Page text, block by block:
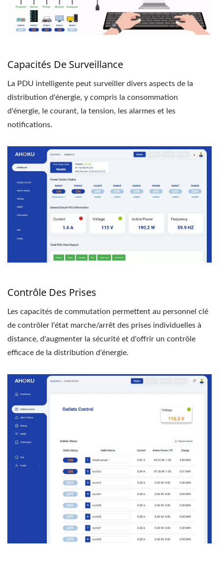
Capacités De Surveillance
La PDU intelligente peut surveiller divers aspects de la
distribution d'énergie, y compris la consommation
d'énergie, le courant, la tension, les alarmes et les
notifications.
Contrôle Des Prises
Les capacités de commutation permettent au personnel clé
de contrôler l'état marche/arrêt des prises individuelles à
distance, d'augmenter la sécurité et d'offrir un contrôle
efficace de la distribution d'énergie.